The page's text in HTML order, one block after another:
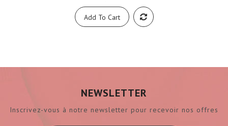
Add To Cart
NEWSLETTER
Inscrivez-vous à notre newsletter pour recevoir nos offres